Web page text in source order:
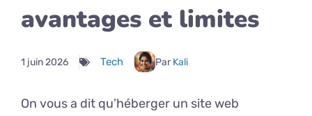
avantages et limites
1 juin 2026 Tech Par Kali
On vous a dit qu’héberger un site web